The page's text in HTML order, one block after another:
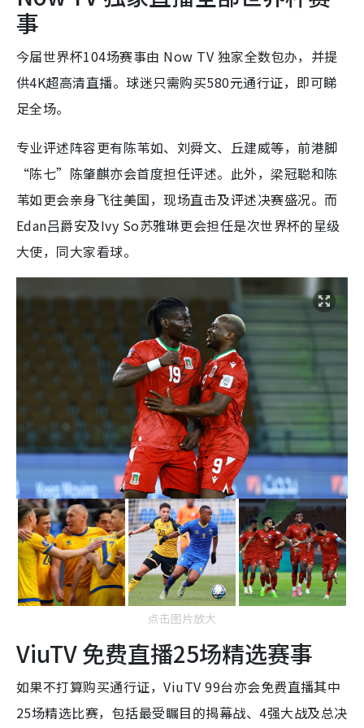
事
今届世界杯104场赛事由 Now TV 独家全数包办，并提
供4K超高清直播。球迷只需购买580元通行证，即可睇
足全场。
专业评述阵容更有陈苇如、刘舜文、丘建威等，前港脚
“陈七”陈肇麒亦会首度担任评述。此外，梁冠聪和陈
苇如更会亲身飞往美国，现场直击及评述决赛盛况。而
Edan吕爵安及Ivy So苏雅琳更会担任是次世界杯的星级
大使，同大家看球。
点击图片放大
ViuTV 免费直播25场精选赛事
如果不打算购买通行证，ViuTV 99台亦会免费直播其中
25场精选比赛，包括最受瞩目的揭幕战、4强大战及总决